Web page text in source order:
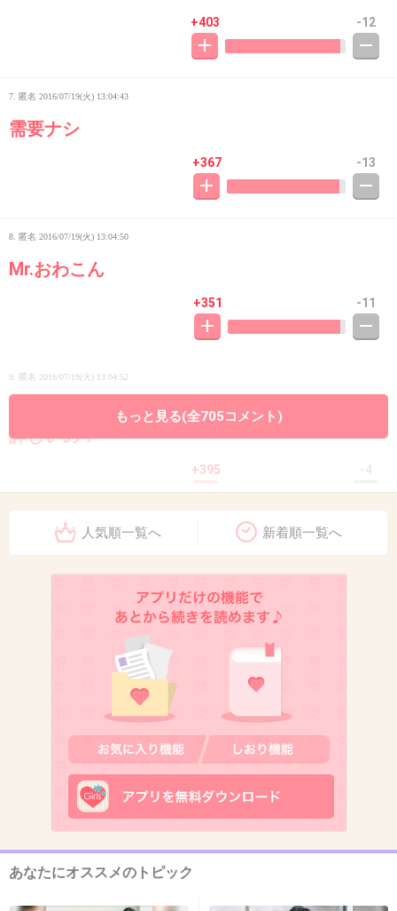
+403 -12
7. 匿名 2016/07/19(火) 13:04:43
需要ナシ
+367 -13
8. 匿名 2016/07/19(火) 13:04:50
Mr.おわこん
+351 -11
9. 匿名 2016/07/19(火) 13:04:52
福山雅治でなければならない意味は？スポーツ
詳しいの？
+395
2016/07/19(火) 13:05:02
修造だけでいいや
福山さんに五輪のイメージはない
2016/07/19(火) 13:05:03
なんか必死
もっと見る(全705コメント)
人気順一覧へ 新着順一覧へ
あなたにオススメのトピック